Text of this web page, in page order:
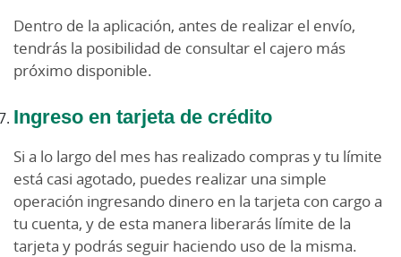
Dentro de la aplicación, antes de realizar el envío,
tendrás la posibilidad de consultar el cajero más
próximo disponible.
Ingreso en tarjeta de crédito
Si a lo largo del mes has realizado compras y tu límite
está casi agotado, puedes realizar una simple
operación ingresando dinero en la tarjeta con cargo a
tu cuenta, y de esta manera liberarás límite de la
tarjeta y podrás seguir haciendo uso de la misma.